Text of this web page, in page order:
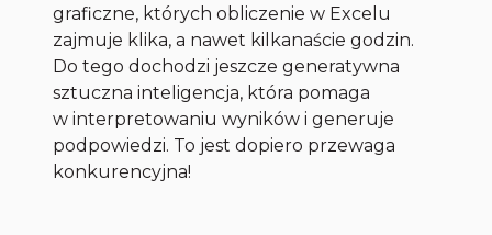
graficzne, których obliczenie w Excelu
zajmuje klika, a nawet kilkanaście godzin.
Do tego dochodzi jeszcze generatywna
sztuczna inteligencja, która pomaga
w interpretowaniu wyników i generuje
podpowiedzi. To jest dopiero przewaga
konkurencyjna!